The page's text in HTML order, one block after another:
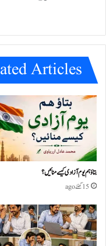
Articles
بتاؤ ہم یوم آزادی کیسے منائیں؟
15 گھنٹے ago